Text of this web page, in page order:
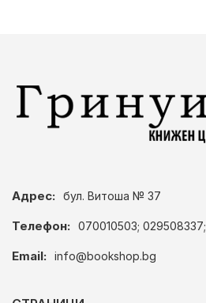
Адрес: бул. Витоша № 37
Телефон: 070010503; 029508337;
Email: info@bookshop.bg